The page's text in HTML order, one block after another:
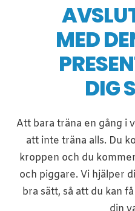
MED
DIG
Att bara träna en gång i
att inte träna alls. Du
kroppen och du
och piggare. Vi hjälper
bra sätt, så att du kan